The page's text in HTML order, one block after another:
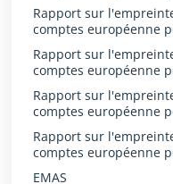
Rapport sur
comptes européenne
Rapport sur
comptes européenne
Rapport sur
comptes européenne
Rapport sur
comptes européenne
EMAS